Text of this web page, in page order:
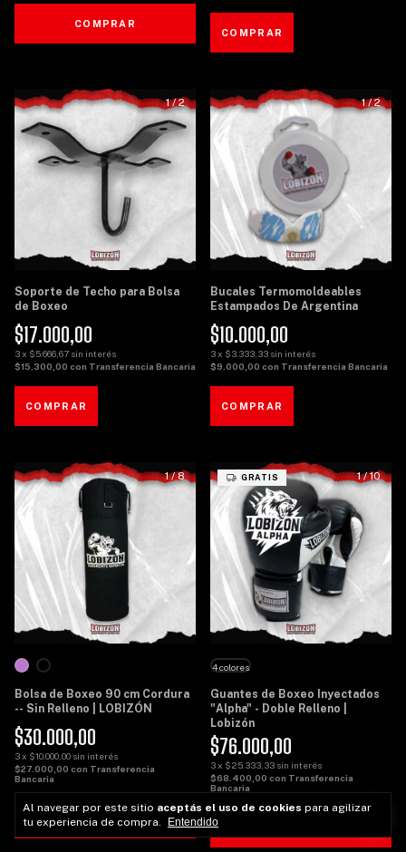
Al navegar por este sitio aceptás el uso de cookies para agilizar
tu experiencia de compra.
Entendido
COMPRAR
1/2
Soporte de Techo para Bolsa
de Boxeo
$17.000,00
3x $5.666,67 sin interés
$15.300,00 con Transferencia Bancaria
1/2
Bucales Termomoldeables
Estampados De Argentina
$10.000,00
3x $3.333,33 sin interés
$9.000,00 con Transferencia Bancaria
1/8
Bolsa de Boxeo 90 cm Cordura
-- Sin Relleno | LOBIZÓN
$30.000,00
3x $10.000,00 sin interés
$27.000,00 con Transferencia
Bancaria
COMPRAR
1/10
GRATIS
Guantes de Boxeo Inyectados
"Alpha" - Doble Relleno |
Lobizón
$76.000,00
3x $25.333,33 sin interés
$68.400,00 con Transferencia
Bancaria
4 colores